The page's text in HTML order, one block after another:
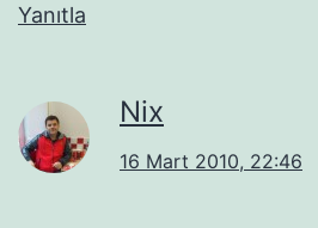
Yanıtla
Nix
16 Mart 2010, 22:46